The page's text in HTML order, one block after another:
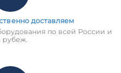
доставляем
по всей России и
рубеж.